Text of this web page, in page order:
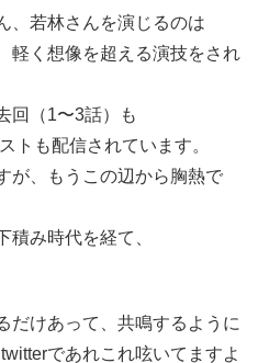
、若林さんを演じるのは
軽く想像を超える演技をされ
回（1〜3話）も
トも配信されています。
が、もうこの辺から胸熱で
積み時代を経て、
だけあって、共鳴するように
であれこれ呟いてますよ